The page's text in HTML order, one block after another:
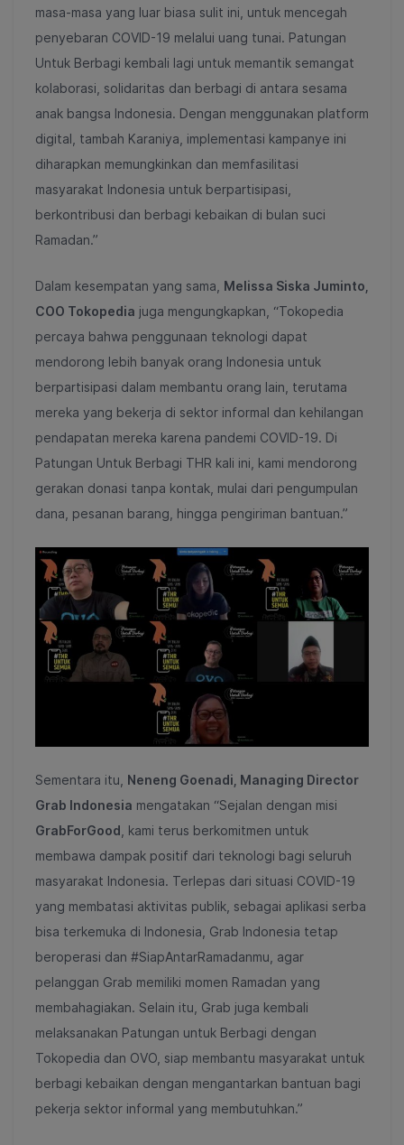
masa-masa yang luar biasa sulit ini, untuk mencegah
penyebaran COVID-19 melalui uang tunai. Patungan
Untuk Berbagi kembali lagi untuk memantik semangat
kolaborasi, solidaritas dan berbagi di antara sesama
anak bangsa Indonesia. Dengan menggunakan platform
digital, tambah Karaniya, implementasi kampanye ini
diharapkan memungkinkan dan memfasilitasi
masyarakat Indonesia untuk berpartisipasi,
berkontribusi dan berbagi kebaikan di bulan suci
Ramadan.”
Dalam kesempatan yang sama, Melissa Siska Juminto,
COO Tokopedia juga mengungkapkan, “Tokopedia
percaya bahwa penggunaan teknologi dapat
mendorong lebih banyak orang Indonesia untuk
berpartisipasi dalam membantu orang lain, terutama
mereka yang bekerja di sektor informal dan kehilangan
pendapatan mereka karena pandemi COVID-19. Di
Patungan Untuk Berbagi THR kali ini, kami mendorong
gerakan donasi tanpa kontak, mulai dari pengumpulan
dana, pesanan barang, hingga pengiriman bantuan.”
Sementara itu, Neneng Goenadi, Managing Director
Grab Indonesia mengatakan “Sejalan dengan misi
GrabForGood , kami terus berkomitmen untuk
membawa dampak positif dari teknologi bagi seluruh
masyarakat Indonesia. Terlepas dari situasi COVID-19
yang membatasi aktivitas publik, sebagai aplikasi serba
bisa terkemuka di Indonesia, Grab Indonesia tetap
beroperasi dan #SiapAntarRamadanmu, agar
pelanggan Grab memiliki momen Ramadan yang
membahagiakan. Selain itu, Grab juga kembali
melaksanakan Patungan untuk Berbagi dengan
Tokopedia dan OVO, siap membantu masyarakat untuk
berbagi kebaikan dengan mengantarkan bantuan bagi
pekerja sektor informal yang membutuhkan.”